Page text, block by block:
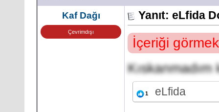
Kaf Dağı
Çevrimdışı
Yanıt: eLfida
İçeriği
1 eLfida